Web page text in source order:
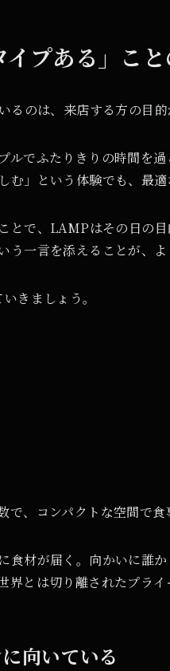
プある」こ
のは、来店する方の目的
ルでふたりきりの時間を
」という体験でも、最適
とで、LAMPはその日の
一言を添えることが、よ
きましょう。
、コンパクトな空間で食
食材が届く。向かいに誰
界とは切り離されたプライ
向いている